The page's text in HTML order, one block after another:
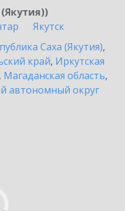
Якутск
Саха (Якутия),
край, Иркутская
, Магаданская область,
автономный округ